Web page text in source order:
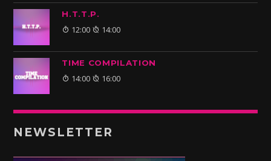
H.T.T.P.
12:00 14:00
TIME COMPILATION
14:00 16:00
NEWSLETTER